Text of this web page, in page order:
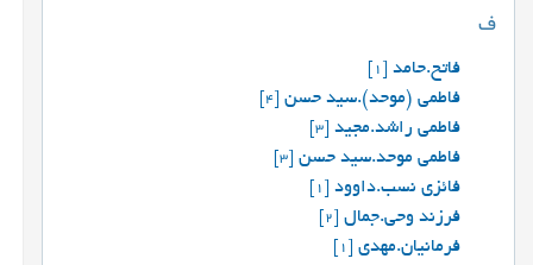
ف
فاتح.حامد[1]
فاطمی (موحد).سید حسن[4]
فاطمی راشد.مجید[3]
فاطمی موحد.سید حسن[3]
فائزی نسب.داوود[1]
فرزند وحي.جمال[2]
فرمانیان.مهدی[1]